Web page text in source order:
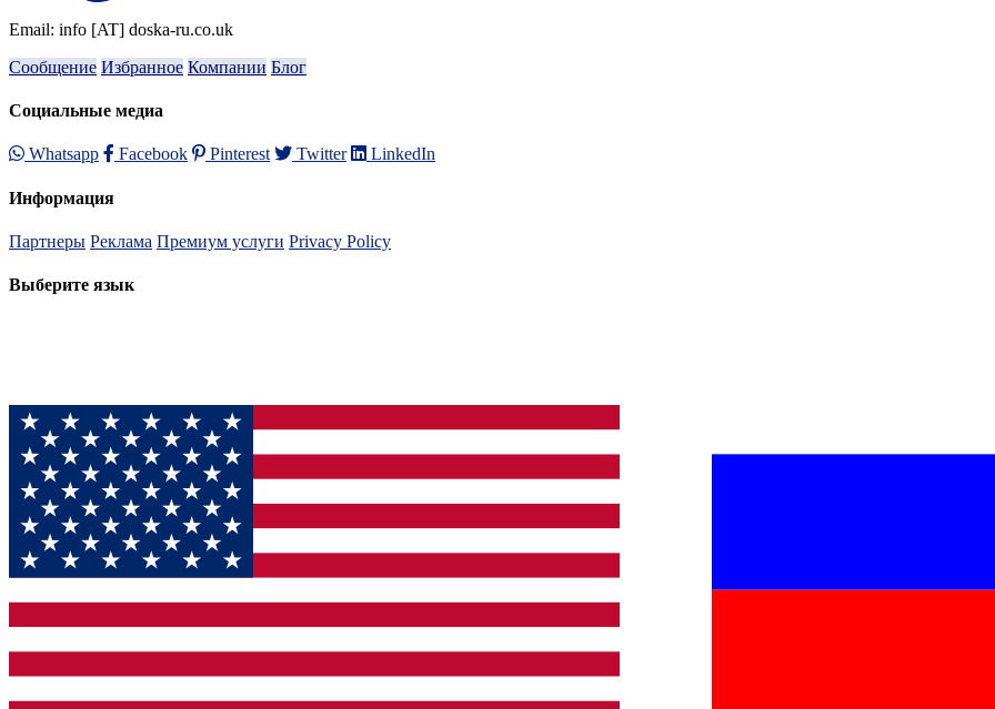
Email: info [AT] doska-ru.co.uk
Сообщение Избранное Компании Блог
Социальные медиа
Whatsapp Facebook Pinterest Twitter LinkedIn
Информация
Партнеры Реклама Премиум услуги Privacy Policy
Выберите язык